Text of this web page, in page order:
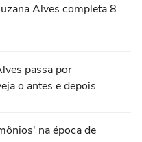
Alves completa 8
passa por
o antes e depois
na época de